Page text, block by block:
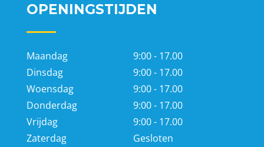
OPENINGSTIJDEN
Maandag
9:00 - 17.00
Dinsdag
9:00 - 17.00
Woensdag
9:00 - 17.00
Donderdag
9:00 - 17.00
Vrijdag
9:00 - 17.00
Zaterdag
Gesloten